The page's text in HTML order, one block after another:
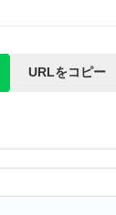
URLをコピー